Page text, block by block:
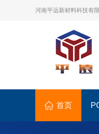
河南平远新材料科技有
首页